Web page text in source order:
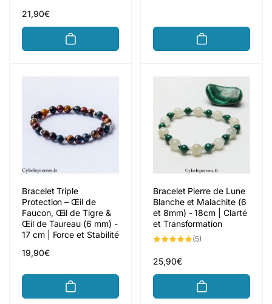
Prix
habituel
21,90€
Bracelet Triple
Protection – Œil de
Faucon, Œil de Tigre &
Œil de Taureau (6 mm) -
17 cm | Force et Stabilité
Prix
19,90€
Bracelet Pierre de Lune
Blanche et Malachite (6
et 8mm) - 18cm | Clarté
et Transformation
(5)
Prix
habituel
25,90€